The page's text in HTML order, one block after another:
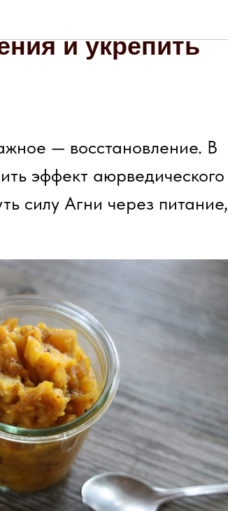
микробиом: как
и укрепить
— восстановление. В
эффект аюрведического
силу Агни через питание,